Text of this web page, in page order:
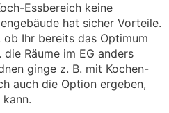
Essbereich keine
hat sicher Vorteile.
Ihr bereits das Optimum
Räume im EG anders
ginge z. B. mit Kochen-
auch die Option ergeben,